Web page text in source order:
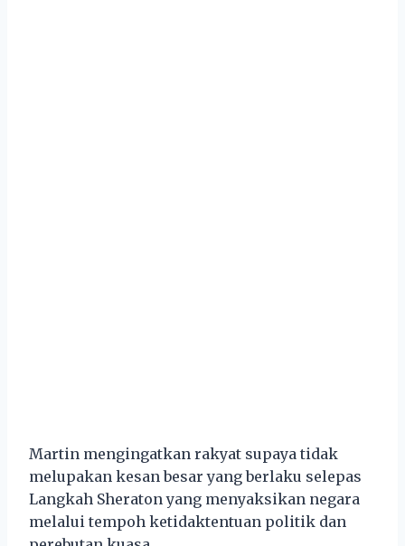
Martin mengingatkan rakyat supaya tidak
melupakan kesan besar yang berlaku selepas
Langkah Sheraton yang menyaksikan negara
melalui tempoh ketidaktentuan politik dan